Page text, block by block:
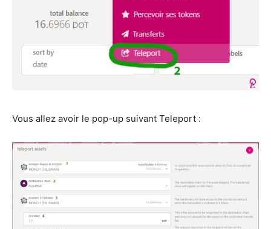
Vous allez avoir le pop-up suivant Teleport :